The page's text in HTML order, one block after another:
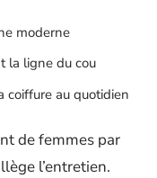
moderne
la ligne du cou
coiffure au quotidien
de femmes par
l’entretien.